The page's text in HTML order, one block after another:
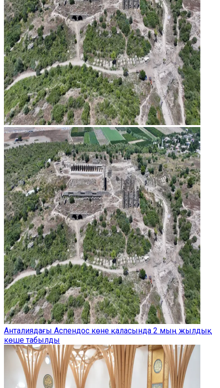
Анталиядағы Аспендос көне қаласында 2 мың жылдық
көше табылды